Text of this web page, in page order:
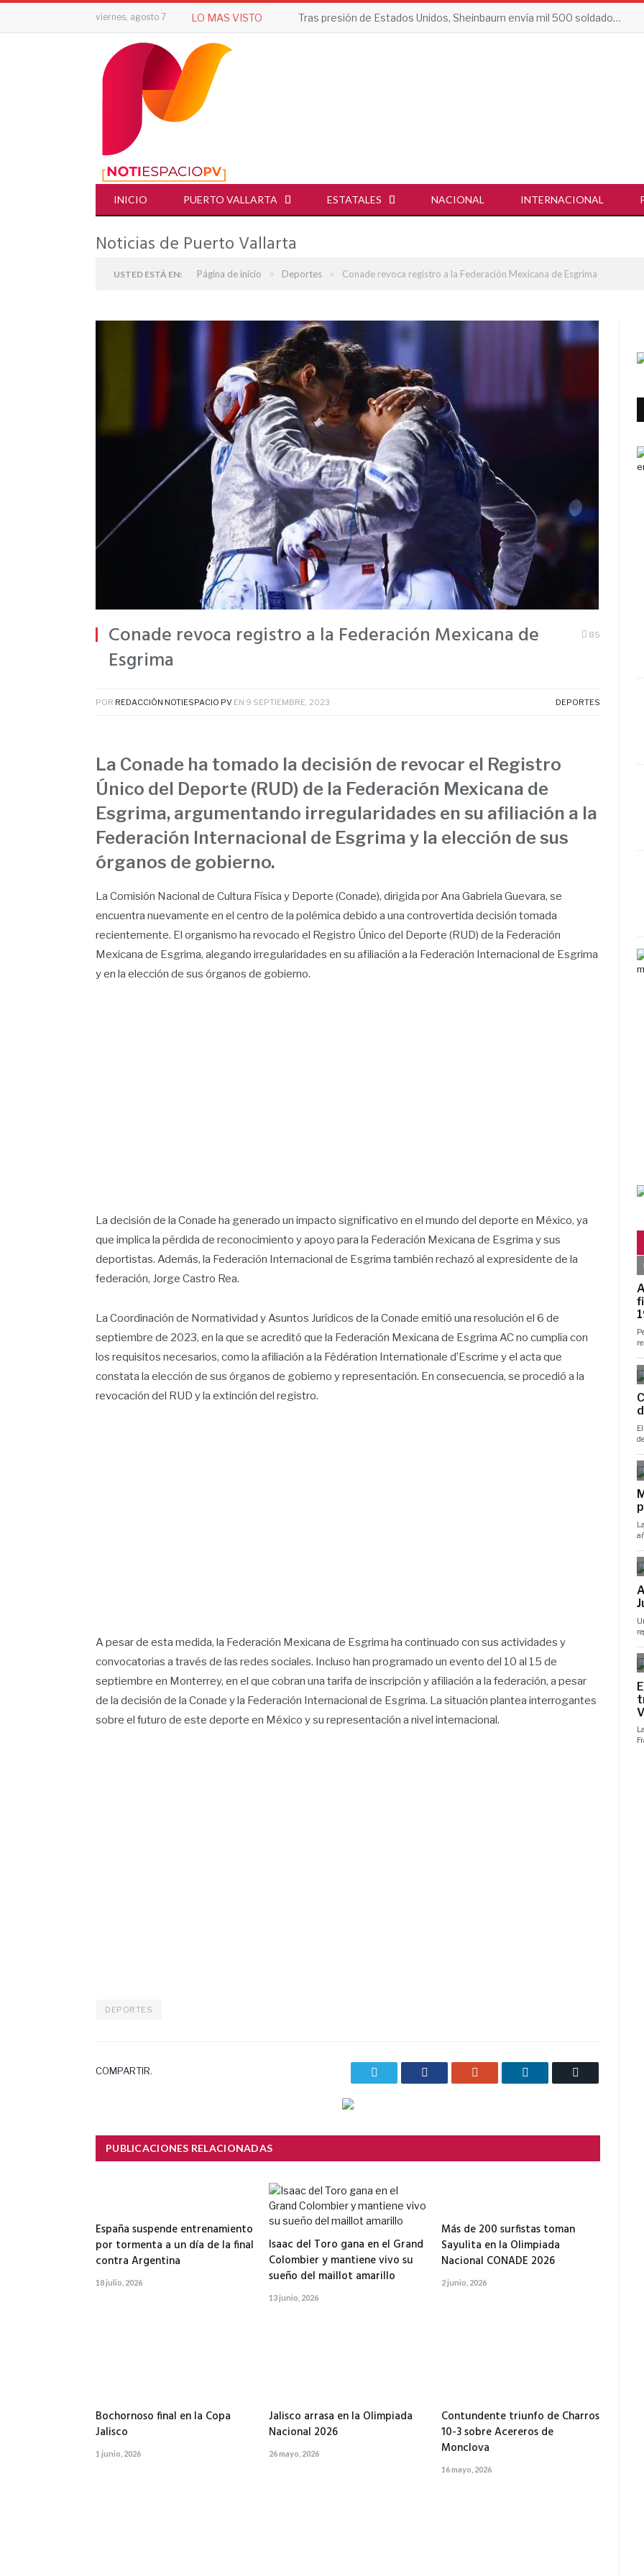
viernes, agosto 7 LO MAS VISTO Tras presión de Estados Unidos, Sheinbaum envía mil 500 soldados a Michoacán
INICIO PUERTO VALLARTA ESTATALES NACIONAL INTERNACIONAL
Noticias de Puerto Vallarta
USTED ESTÁ EN: Página de inicio » Deportes » Conade revoca registro a la Federación Mexicana de Esgrima
Conade revoca registro a la Federación Mexicana de
Esgrima
85
POR REDACCIÓN NOTIESPACIO PV EN 9 SEPTIEMBRE, 2023 DEPORTES
La Conade ha tomado la decisión de revocar el Registro
Único del Deporte (RUD) de la Federación Mexicana de
Esgrima, argumentando irregularidades en su afiliación a la
Federación Internacional de Esgrima y la elección de sus
órganos de gobierno.
La Comisión Nacional de Cultura Física y Deporte (Conade), dirigida por Ana Gabriela Guevara, se
encuentra nuevamente en el centro de la polémica debido a una controvertida decisión tomada
recientemente. El organismo ha revocado el Registro Único del Deporte (RUD) de la Federación
Mexicana de Esgrima, alegando irregularidades en su afiliación a la Federación Internacional de Esgrima
y en la elección de sus órganos de gobierno.
La decisión de la Conade ha generado un impacto significativo en el mundo del deporte en México, ya
que implica la pérdida de reconocimiento y apoyo para la Federación Mexicana de Esgrima y sus
deportistas. Además, la Federación Internacional de Esgrima también rechazó al expresidente de la
federación, Jorge Castro Rea.
La Coordinación de Normatividad y Asuntos Jurídicos de la Conade emitió una resolución el 6 de
septiembre de 2023, en la que se acreditó que la Federación Mexicana de Esgrima AC no cumplía con
los requisitos necesarios, como la afiliación a la Fédération Internationale d’Escrime y el acta que
constata la elección de sus órganos de gobierno y representación. En consecuencia, se procedió a la
revocación del RUD y la extinción del registro.
A pesar de esta medida, la Federación Mexicana de Esgrima ha continuado con sus actividades y
convocatorias a través de las redes sociales. Incluso han programado un evento del 10 al 15 de
septiembre en Monterrey, en el que cobran una tarifa de inscripción y afiliación a la federación, a pesar
de la decisión de la Conade y la Federación Internacional de Esgrima. La situación plantea interrogantes
sobre el futuro de este deporte en México y su representación a nivel internacional.
DEPORTES
COMPARTIR.
PUBLICACIONES RELACIONADAS
España suspende entrenamiento
por tormenta a un día de la final
contra Argentina
18 julio, 2026
Isaac del Toro gana en el Grand
Colombier y mantiene vivo su
sueño del maillot amarillo
13 junio, 2026
Más de 200 surfistas toman
Sayulita en la Olimpiada
Nacional CONADE 2026
2 junio, 2026
Bochornoso final en la Copa
Jalisco
1 junio, 2026
Jalisco arrasa en la Olimpiada
Nacional 2026
26 mayo, 2026
Contundente triunfo de Charros
10-3 sobre Acereros de
Monclova
16 mayo, 2026